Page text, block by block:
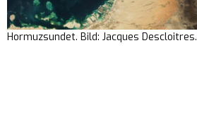
Hormuzsundet. Bild: Jacques Descloitres.